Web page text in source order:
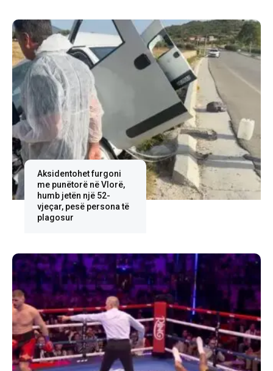
Aksidentohet furgoni
me punëtorë në Vlorë,
humb jetën një 52-
vjeçar, pesë persona të
plagosur